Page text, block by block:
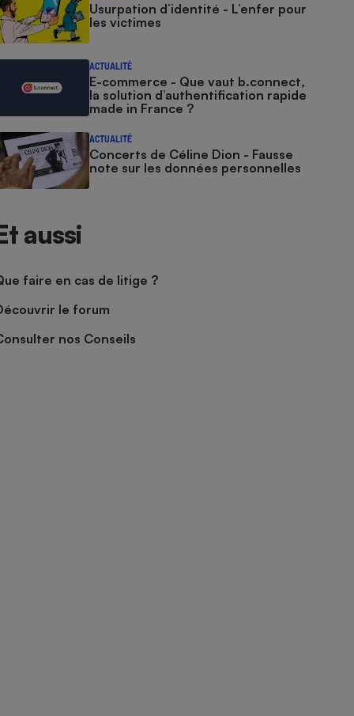
Usurpation d’identité - L’enfer pour
les victimes
ACTUALITÉ
E-commerce - Que vaut b.connect,
la solution d’authentification rapide
made in France ?
ACTUALITÉ
Concerts de Céline Dion - Fausse
note sur les données personnelles
aussi
faire en cas de litige ?
le forum
nos Conseils